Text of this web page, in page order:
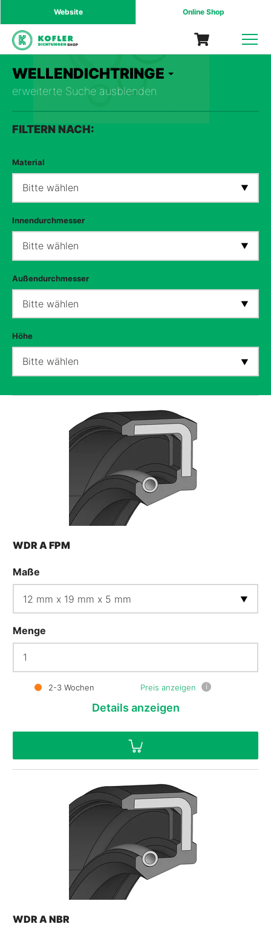
Website Online Shop
SHOP
WELLENDICHTRINGE
erweiterte Suche ausblenden
FILTERN NACH:
Material
Bitte wählen
Innendurchmesser
Bitte wählen
Außendurchmesser
Bitte wählen
Höhe
Bitte wählen
WDR A FPM
Maße
Menge
Preis anzeigen i
2-3 Wochen
Details anzeigen
WDR A NBR